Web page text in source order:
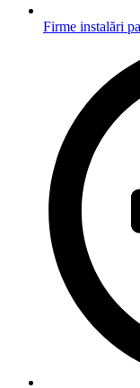
Firme instalări